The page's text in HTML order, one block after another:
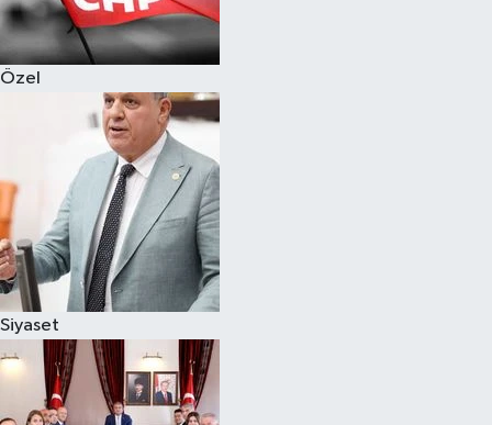
Özel
Siyaset
Gündem
Magazin
Özel
Resmi İlanlar
Sağlık
Siyaset
Spor